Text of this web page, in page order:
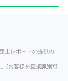
上レポートの提供の
(お客様を直接識別可